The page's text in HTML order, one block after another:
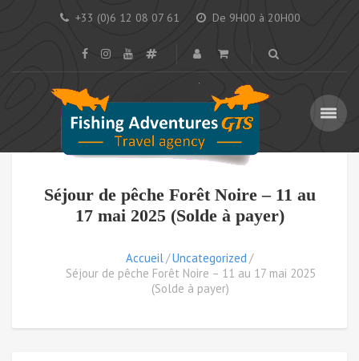
+33 (0)6 12 08 07 61 De 9H00 à 20H00
Séjour de pêche Forêt Noire – 11 au
17 mai 2025 (Solde à payer)
Accueil
Uncategorized
Séjour de pêche Forêt Noire – 11 au 17 mai 2025
(Solde à payer)